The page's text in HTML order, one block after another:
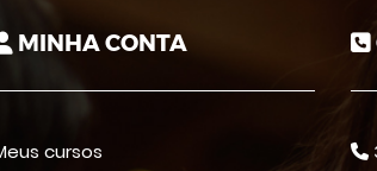
MINHA CONTA
cursos